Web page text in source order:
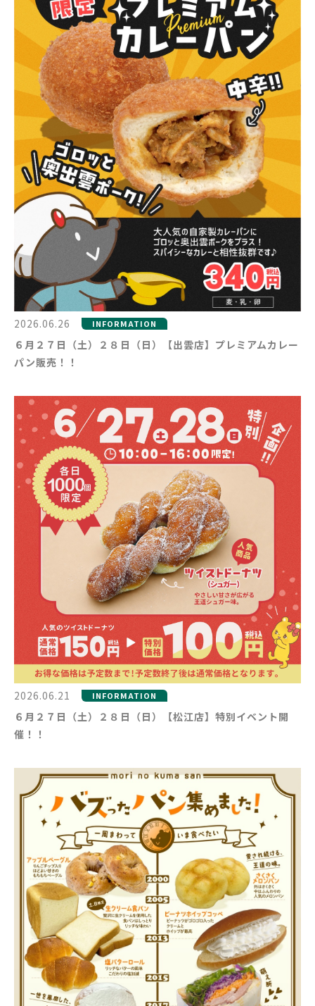
2026.06.26 INFORMATION
６月２７日（土）２８日（日）【出雲店】プレミアムカレー
パン販売！！
2026.06.21 INFORMATION
６月２７日（土）２８日（日）【松江店】特別イベント開
催！！